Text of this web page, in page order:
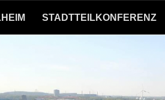
STADTTEILKONFERENZ